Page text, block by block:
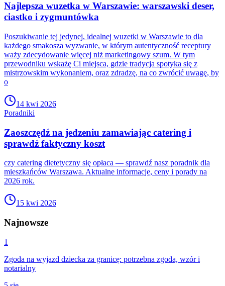
Najlepsza wuzetka w Warszawie: warszawski deser,
ciastko i zygmuntówka
Poszukiwanie tej jedynej, idealnej wuzetki w Warszawie to dla
każdego smakosza wyzwanie, w którym autentyczność receptury
waży zdecydowanie więcej niż marketingowy szum. W tym
przewodniku wskażę Ci miejsca, gdzie tradycja spotyka się z
mistrzowskim wykonaniem, oraz zdradzę, na co zwrócić uwagę, by
o
14 kwi 2026
Poradniki
Zaoszczędź na jedzeniu zamawiając catering i
sprawdź faktyczny koszt
czy catering dietetyczny się opłaca — sprawdź nasz poradnik dla
mieszkańców Warszawa. Aktualne informacje, ceny i porady na
2026 rok.
15 kwi 2026
Najnowsze
1
Zgoda na wyjazd dziecka za granicę: potrzebna zgoda, wzór i
notarialny